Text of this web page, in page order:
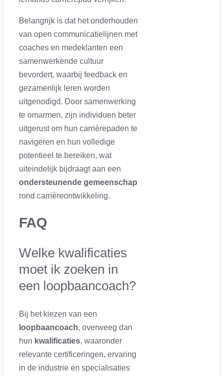
Belangrijk is dat het onderhouden
van open communicatielijnen met
coaches en medeklanten een
samenwerkende cultuur
bevordert, waarbij feedback en
gezamenlijk leren worden
uitgenodigd. Door samenwerking
te omarmen, zijn individuen beter
uitgerust om hun carrièrepaden te
navigeren en hun volledige
potentieel te bereiken, wat
uiteindelijk bijdraagt aan een
ondersteunende gemeenschap
rond carrièreontwikkeling.
FAQ
Welke kwalificaties
moet ik zoeken in
een loopbaancoach?
Bij het kiezen van een
loopbaancoach, overweeg dan
hun kwalificaties, waaronder
relevante certificeringen, ervaring
in de industrie en specialisaties